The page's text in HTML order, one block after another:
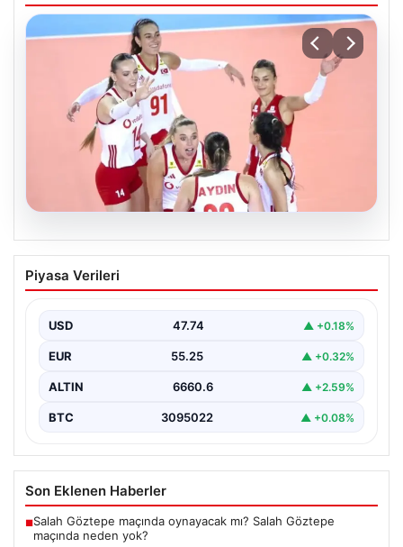
07.08.2026
Filenin Sultanları, Fransa’yı Yenilmez
Serisini Sürdürüyor
öncesinde yaptığı hazırlık maçlarında gösterdiği üstün
performansla…
Piyasa Verileri
USD 47.74 ▲ +0.18%
EUR 55.25 ▲ +0.32%
ALTIN 6660.6 ▲ +2.59%
BTC 3095022 ▲ +0.08%
Son Eklenen Haberler
■Salah Göztepe maçında oynayacak mı? Salah Göztepe
maçında neden yok?